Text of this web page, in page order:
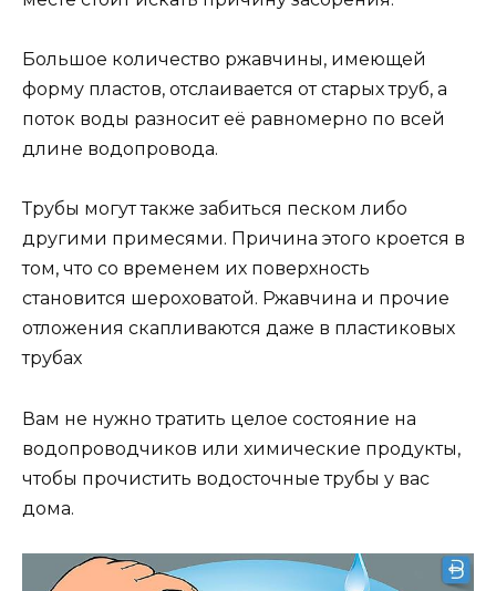
Большое количество ржавчины, имеющей
форму пластов, отслаивается от старых труб, а
поток воды разносит её равномерно по всей
длине водопровода.
Трубы могут также забиться песком либо
другими примесями. Причина этого кроется в
том, что со временем их поверхность
становится шероховатой. Ржавчина и прочие
отложения скапливаются даже в пластиковых
трубах
Вам не нужно тратить целое состояние на
водопроводчиков или химические продукты,
чтобы прочистить водосточные трубы у вас
дома.